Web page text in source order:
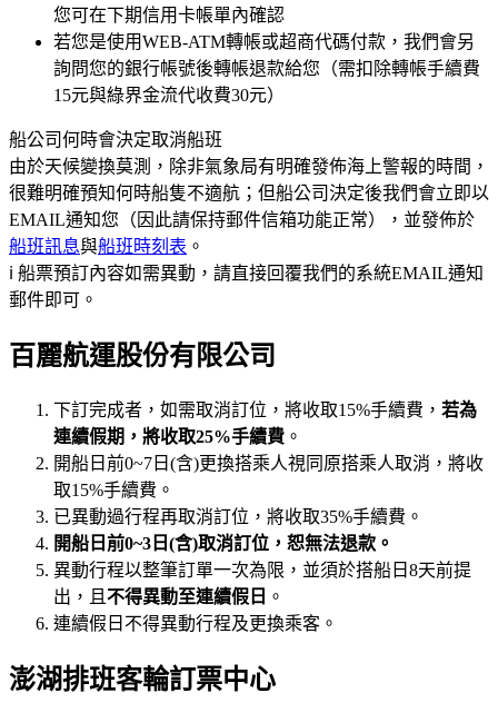
您可在下期信用卡帳單內確認
若您是使用WEB-ATM轉帳或超商代碼付款，我們會另
詢問您的銀行帳號後轉帳退款給您（需扣除轉帳手續費
15元與綠界金流代收費30元）
船公司何時會決定取消船班
由於天候變換莫測，除非氣象局有明確發佈海上警報的時間，
很難明確預知何時船隻不適航；但船公司決定後我們會立即以
EMAIL通知您（因此請保持郵件信箱功能正常），並發佈於
船班訊息與船班時刻表 。
ℹ️ 船票預訂內容如需異動，請直接回覆我們的系統EMAIL通知
郵件即可。
百麗航運股份有限公司
下訂完成者，如需取消訂位，將收取15%手續費， 若為
連續假期，將收取25%手續費 。
開船日前0~7日(含)更換搭乘人視同原搭乘人取消，將收
取15%手續費。
已異動過行程再取消訂位，將收取35%手續費。
開船日前0~3日(含)取消訂位，恕無法退款。
異動行程以整筆訂單一次為限，並須於搭船日8天前提
出，且 不得異動至連續假日 。
連續假日不得異動行程及更換乘客。
澎湖排班客輪訂票中心